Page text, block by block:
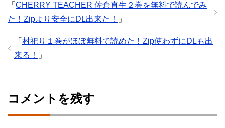
「 CHERRY TEACHER 佐倉直生２巻を無料で読んでみ
た！Zipより安全にDL出来た！
」
「 村祀り１巻がほぼ無料で読めた！Zip使わずにDLも出
来る！
」
コメントを残す